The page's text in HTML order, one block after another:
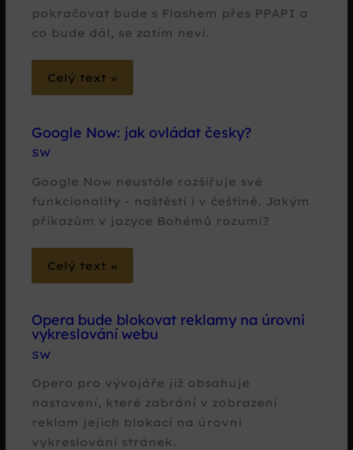
pokračovat bude s Flashem přes PPAPI a
co bude dál, se zatím neví.
Celý text »
Google Now: jak ovládat česky?
SW
Google Now neustále rozšiřuje své
funkcionality - naštěstí i v češtině. Jakým
příkazům v jazyce Bohémů rozumí?
Celý text »
Opera bude blokovat reklamy na úrovni
vykreslování webu
SW
Opera pro vývojáře již obsahuje
nastavení, které zabrání v zobrazení
reklam jejich blokací na úrovni
vykreslování stránek.